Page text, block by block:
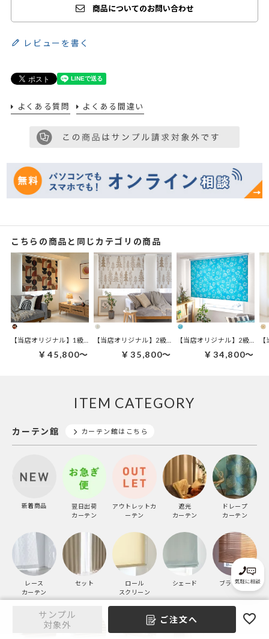
商品についてのお問い合わせ
レビューを書く
よくある質問 よくある間違い
こちらの商品と同じカテゴリの商品
【当店オリジナル】1級遮光 ロールスクリーン｜バウハウス ブロンズ
￥45,800～
【当店オリジナル】2級遮光 ロールスクリーン｜ルオン
￥35,800～
【当店オリジナル】2級遮光
￥34,800～
ITEM CATEGORY
カーテン館 カーテン館はこちら
新着商品
翌日出荷
カーテン
アウトレットカ
ーテン
遮光
カーテン
ドレープ
カーテン
レース
カーテン
セット
ロール
スクリーン
シェード ブラインド
サンプル
対象外
ご注文へ